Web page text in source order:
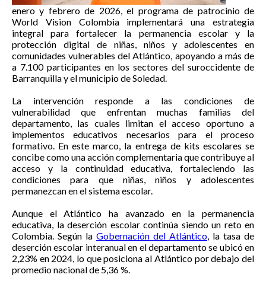
enero y febrero de 2026, el programa de patrocinio de
World Vision Colombia implementará una estrategia
integral para fortalecer la permanencia escolar y la
protección digital de niñas, niños y adolescentes en
comunidades vulnerables del Atlántico, apoyando a más de
a 7.100 participantes en los sectores del suroccidente de
Barranquilla y el municipio de Soledad.
La intervención responde a las condiciones de
vulnerabilidad que enfrentan muchas familias del
departamento, las cuales limitan el acceso oportuno a
implementos educativos necesarios para el proceso
formativo. En este marco, la entrega de kits escolares se
concibe como una acción complementaria que contribuye al
acceso y la continuidad educativa, fortaleciendo las
condiciones para que niñas, niños y adolescentes
permanezcan en el sistema escolar.
Aunque el Atlántico ha avanzado en la permanencia
educativa, la deserción escolar continúa siendo un reto en
Colombia. Según la Gobernación del Atlántico, la tasa de
deserción escolar interanual en el departamento se ubicó en
2,23% en 2024, lo que posiciona al Atlántico por debajo del
promedio nacional de 5,36 %.